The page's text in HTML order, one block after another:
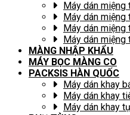
Máy dán miệng
Máy dán miệng
Máy dán miệng
Máy dán miệng
MÀNG NHẬP KHẨU
MÁY BỌC MÀNG CO
PACKSIS HÀN QUỐC
Máy dán khay
Máy dán khay
Máy dán khay